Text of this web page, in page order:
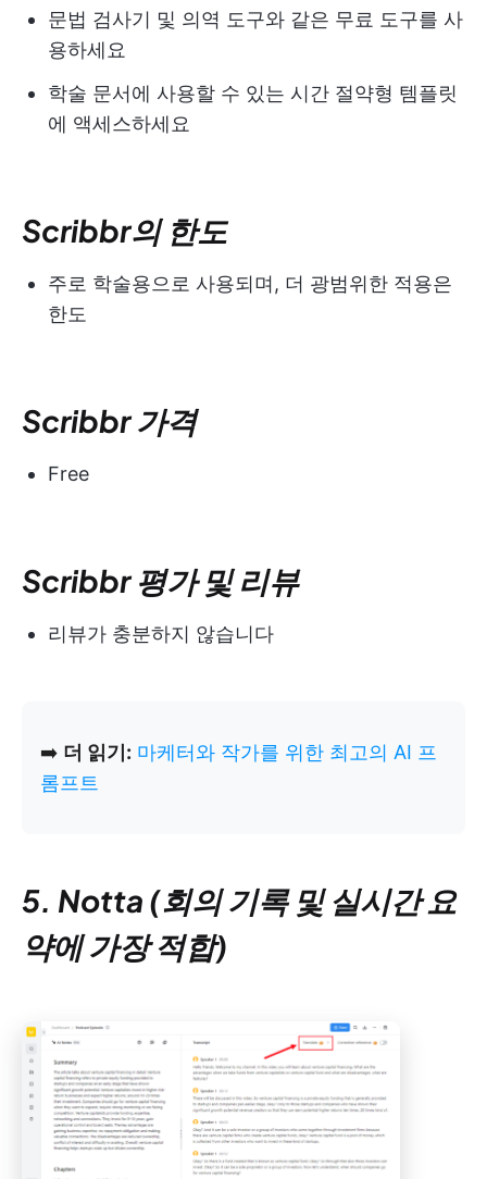
문법 검사기 및 의역 도구와 같은 무료 도구를 사
용하세요
학술 문서에 사용할 수 있는 시간 절약형 템플릿
에 액세스하세요
Scribbr의 한도
주로 학술용으로 사용되며, 더 광범위한 적용은
한도
Scribbr 가격
Free
Scribbr 평가 및 리뷰
리뷰가 충분하지 않습니다
➡️ 더 읽기: 마케터와 작가를 위한 최고의 AI 프
롬프트
5. Notta (회의 기록 및 실시간 요
약에 가장 적합)